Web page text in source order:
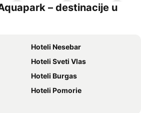
kućni
– destinacije u
Hoteli Nesebar
Hoteli Sveti Vlas
Hoteli Burgas
Hoteli Pomorie